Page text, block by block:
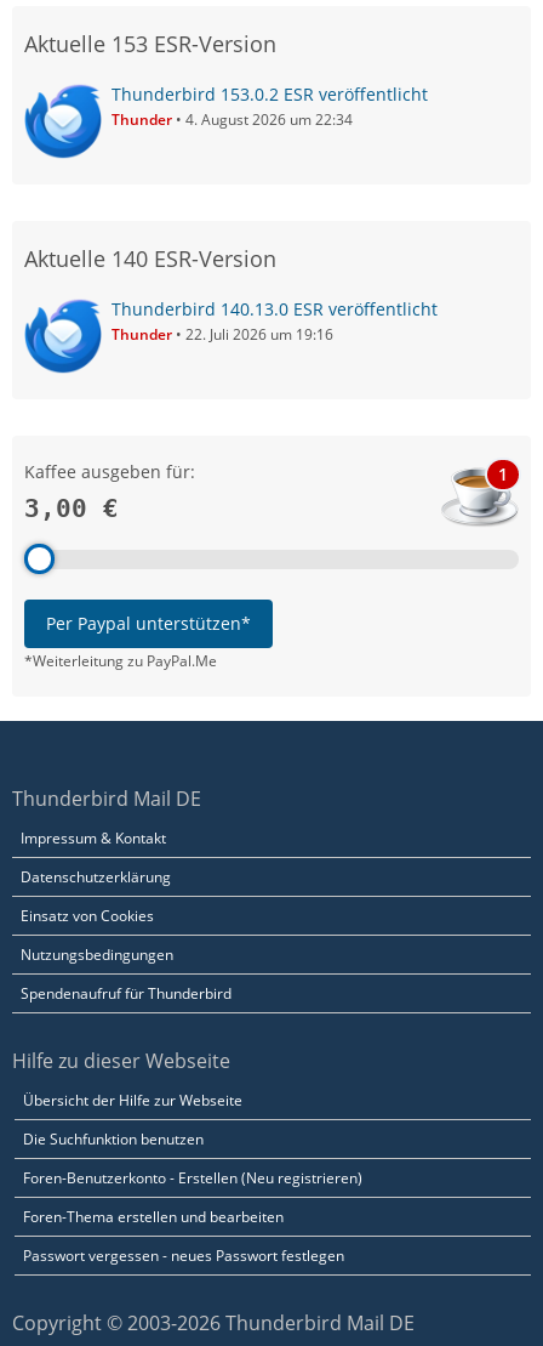
Aktuelle 153 ESR-Version
Thunderbird 153.0.2 ESR veröffentlicht
Thunder 4. August 2026 um 22:34
Aktuelle 140 ESR-Version
Thunderbird 140.13.0 ESR veröffentlicht
Thunder 22. Juli 2026 um 19:16
Kaffee ausgeben für:
3,00 €
1
Per Paypal unterstützen*
*Weiterleitung zu PayPal.Me
Thunderbird Mail DE
Impressum & Kontakt
Datenschutzerklärung
Einsatz von Cookies
Nutzungsbedingungen
Spendenaufruf für Thunderbird
Hilfe zu dieser Webseite
Übersicht der Hilfe zur Webseite
Die Suchfunktion benutzen
Foren-Benutzerkonto - Erstellen (Neu registrieren)
Foren-Thema erstellen und bearbeiten
Passwort vergessen - neues Passwort festlegen
Copyright © 2003-2026 Thunderbird Mail DE